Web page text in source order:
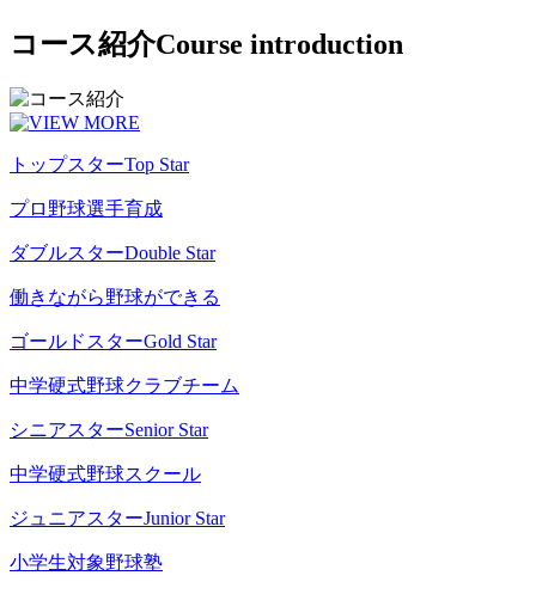
コース紹介Course introduction
トップスターTop Star
プロ野球選手育成
ダブルスターDouble Star
働きながら野球ができる
ゴールドスターGold Star
中学硬式野球クラブチーム
シニアスターSenior Star
中学硬式野球スクール
ジュニアスターJunior Star
小学生対象野球塾